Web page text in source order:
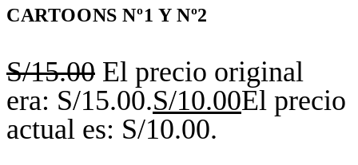
CARTOONS Nº1 Y Nº2
S/15.00 El precio original
era: S/15.00.S/10.00El precio
actual es: S/10.00.